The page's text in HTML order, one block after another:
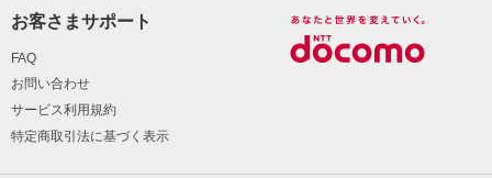
お客さまサポート
FAQ
お問い合わせ
サービス利用規約
特定商取引法に基づく表示